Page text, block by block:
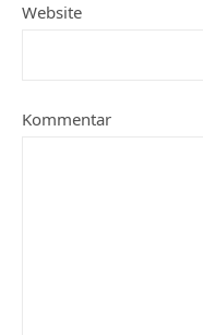
Website
Kommentar